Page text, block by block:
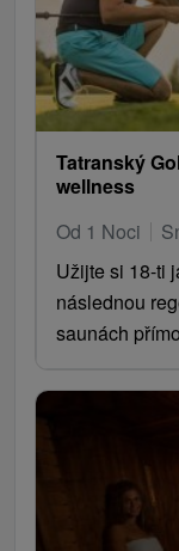
Tatranský
wellness
Od 1 Noci
Užijte si 18-ti
následnou
saunách